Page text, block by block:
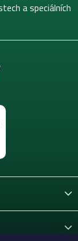
a speciálních